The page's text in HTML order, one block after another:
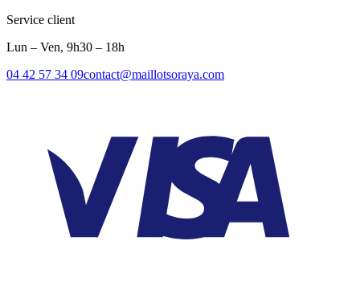
Service client
Lun – Ven, 9h30 – 18h
04 42 57 34 09contact@maillotsoraya.com